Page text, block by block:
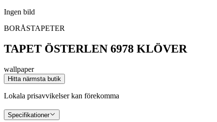
Ingen bild
BORÅSTAPETER
TAPET ÖSTERLEN 6978 KLÖVER
wallpaper
Hitta närmsta butik
Lokala prisavvikelser kan förekomma
Specifikationer